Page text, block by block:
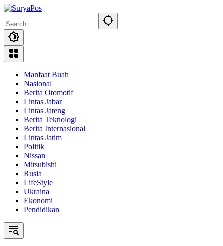
Skip
content
Manfaat Buah
Nasional
Berita Otomotif
Lintas Jabar
Lintas Jateng
Berita Teknologi
Berita Internasional
Lintas Jatim
Politik
Nissan
Mitsubishi
Rusia
LifeStyle
Ukraina
Ekonomi
Pendidikan